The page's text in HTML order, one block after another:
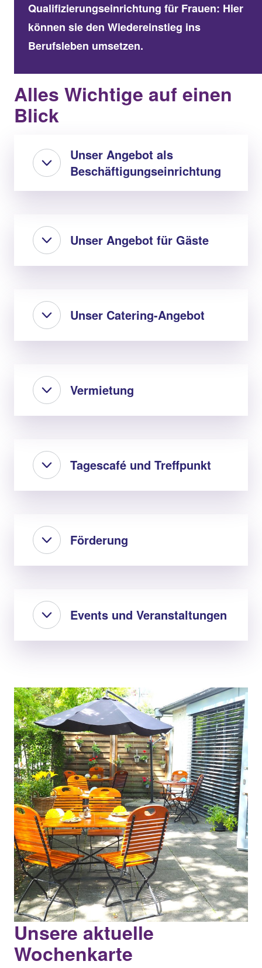
Qualifizierungseinrichtung für Frauen: Hier
können sie den Wiedereinstieg ins
Berufsleben umsetzen.
Alles Wichtige auf einen
Blick
Unser Angebot als
Beschäftigungseinrichtung
Unser Angebot für Gäste
Unser Catering-Angebot
Vermietung
Tagescafé und Treffpunkt
Förderung
Events und Veranstaltungen
Unsere aktuelle
Wochenkarte